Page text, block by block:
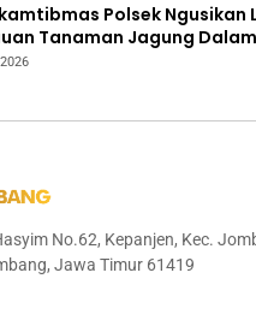
Polsek Ngusikan
Tanaman Jagung
Ketahanan Pangan
No.62, Kepanjen, Kec.
Jawa Timur 61419